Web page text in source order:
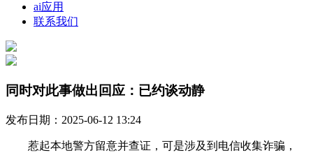
ai应用
联系我们
同时对此事做出回应：已约谈动静
发布日期：2025-06-12 13:24
惹起本地警方留意并查证，可是涉及到电信收集诈骗，